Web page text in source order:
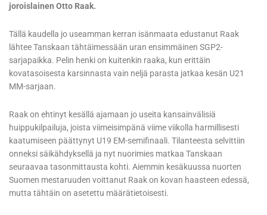
joroislainen Otto Raak.
Tällä kaudella jo useamman kerran isänmaata edustanut Raak
lähtee Tanskaan tähtäimessään uran ensimmäinen SGP2-
sarjapaikka. Pelin henki on kuitenkin raaka, kun erittäin
kovatasoisesta karsinnasta vain neljä parasta jatkaa kesän U21
MM-sarjaan.
Raak on ehtinyt kesällä ajamaan jo useita kansainvälisiä
huippukilpailuja, joista viimeisimpänä viime viikolla harmillisesti
kaatumiseen päättynyt U19 EM-semifinaali. Tilanteesta selvittiin
onneksi säikähdyksellä ja nyt nuorimies matkaa Tanskaan
seuraavaa tasonmittausta kohti. Aiemmin kesäkuussa nuorten
Suomen mestaruuden voittanut Raak on kovan haasteen edessä,
mutta tähtäin on asetettu määrätietoisesti.